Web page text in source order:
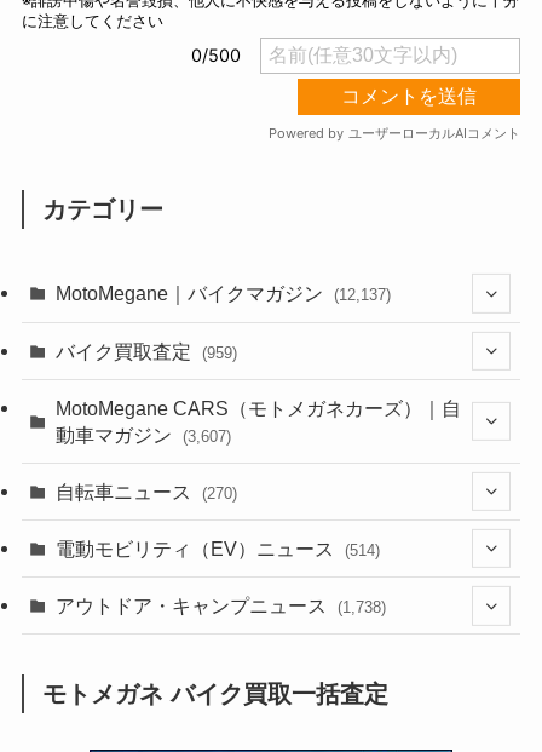
カテゴリー
MotoMegane｜バイクマガジン (12,137)
(44)
(639)
(118)
(60)
(31)
(252)
(38)
(24)
(249)
(64)
(306)
(6,957)
(2,473)
(249)
(1,226)
(12)(66)
(1,142)
バイク買取査定 (959)
(352)
MotoMegane CARS（モトメガネカーズ）｜自
動車マガジン
(3,607)
(186)
(137) (2,744)
自転車ニュース (270)
(54)
(211)
電動モビリティ（EV）ニュース (514)
(132)
(171)
アウトドア・キャンプニュース (1,738)
モトメガネ バイク買取一括査定